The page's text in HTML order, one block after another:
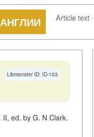
Article text·
Libmonster ID: ID-103
ed. by G. N Clark.